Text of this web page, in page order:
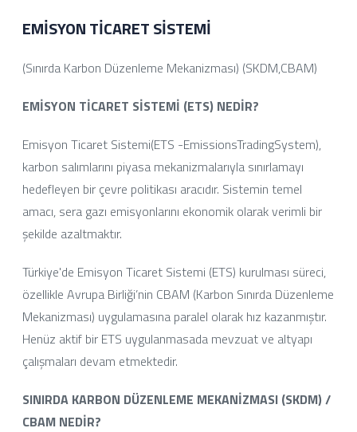
EMİSYON TİCARET SİSTEMİ
(Sınırda Karbon Düzenleme Mekanizması) (SKDM,CBAM)
EMİSYON TİCARET SİSTEMİ (ETS) NEDİR?
Emisyon Ticaret Sistemi(ETS -EmissionsTradingSystem),
karbon salımlarını piyasa mekanizmalarıyla sınırlamayı
hedefleyen bir çevre politikası aracıdır. Sistemin temel
amacı, sera gazı emisyonlarını ekonomik olarak verimli bir
şekilde azaltmaktır.
Türkiye'de Emisyon Ticaret Sistemi (ETS) kurulması süreci,
özellikle Avrupa Birliği’nin CBAM (Karbon Sınırda Düzenleme
Mekanizması) uygulamasına paralel olarak hız kazanmıştır.
Henüz aktif bir ETS uygulanmasada mevzuat ve altyapı
çalışmaları devam etmektedir.
SINIRDA KARBON DÜZENLEME MEKANİZMASI (SKDM) /
CBAM NEDİR?